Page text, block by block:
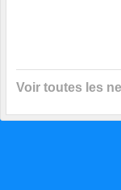
Voir toutes les